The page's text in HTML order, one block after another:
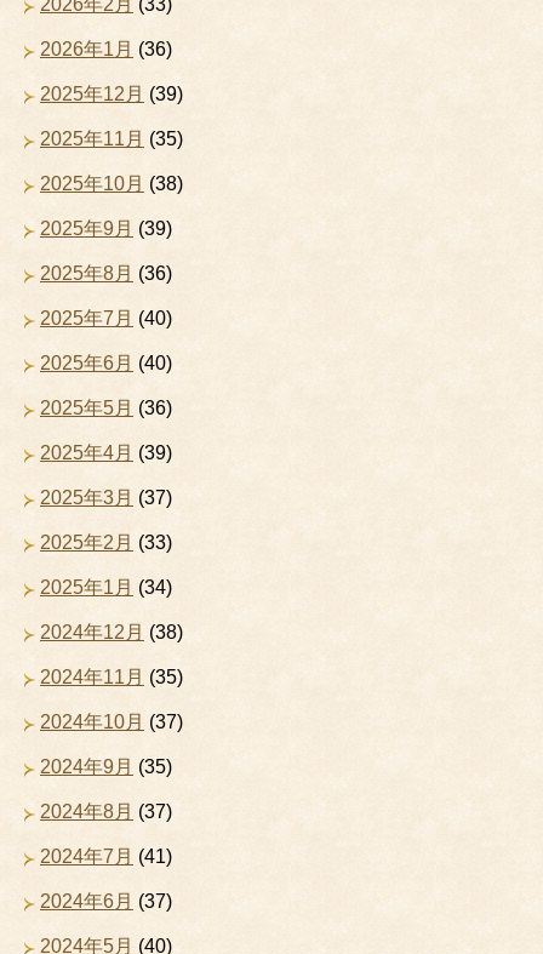
2026年2月 (33)
2026年1月 (36)
2025年12月 (39)
2025年11月 (35)
2025年10月 (38)
2025年9月 (39)
2025年8月 (36)
2025年7月 (40)
2025年6月 (40)
2025年5月 (36)
2025年4月 (39)
2025年3月 (37)
2025年2月 (33)
2025年1月 (34)
2024年12月 (38)
2024年11月 (35)
2024年10月 (37)
2024年9月 (35)
2024年8月 (37)
2024年7月 (41)
2024年6月 (37)
2024年5月 (40)